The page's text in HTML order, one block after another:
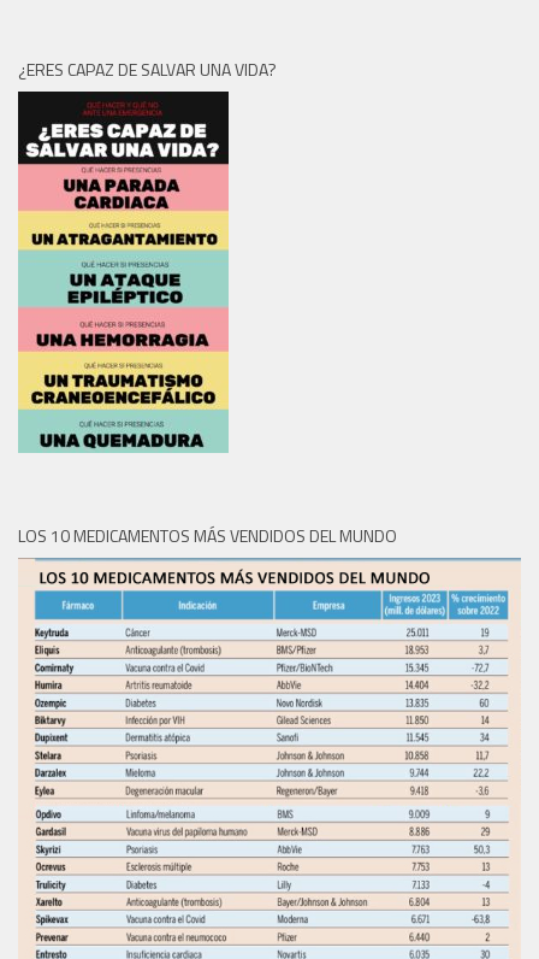
¿ERES CAPAZ DE SALVAR UNA VIDA?
LOS 10 MEDICAMENTOS MÁS VENDIDOS DEL MUNDO